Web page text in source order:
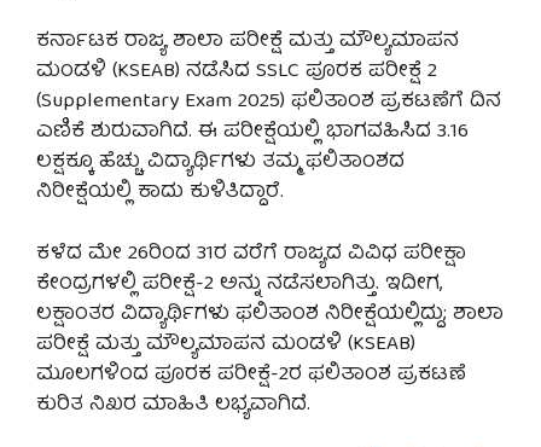
ಕರ್ನಾಟಕ ರಾಜ್ಯ ಶಾಲಾ ಪರೀಕ್ಷೆ ಮತ್ತು ಮೌಲ್ಯಮಾಪನ
ಮಂಡಳಿ (KSEAB) ನಡೆಸಿದ SSLC ಪೂರಕ ಪರೀಕ್ಷೆ 2
(Supplementary Exam 2025) ಫಲಿತಾಂಶ ಪ್ರಕಟಣೆಗೆ ದಿನ
ಎಣಿಕೆ ಶುರುವಾಗಿದೆ. ಈ ಪರೀಕ್ಷೆಯಲ್ಲಿ ಭಾಗವಹಿಸಿದ 3.16
ಲಕ್ಷಕ್ಕೂ ಹೆಚ್ಚು ವಿದ್ಯಾರ್ಥಿಗಳು ತಮ್ಮ ಫಲಿತಾಂಶದ
ನಿರೀಕ್ಷೆಯಲ್ಲಿ ಕಾದು ಕುಳಿತಿದ್ದಾರೆ.
ಕಳೆದ ಮೇ 26ರಿಂದ 31ರ ವರೆಗೆ ರಾಜ್ಯದ ವಿವಿಧ ಪರೀಕ್ಷಾ
ಕೇಂದ್ರಗಳಲ್ಲಿ ಪರೀಕ್ಷೆ-2 ಅನ್ನು ನಡೆಸಲಾಗಿತ್ತು. ಇದೀಗ,
ಲಕ್ಷಾಂತರ ವಿದ್ಯಾರ್ಥಿಗಳು ಫಲಿತಾಂಶ ನಿರೀಕ್ಷೆಯಲ್ಲಿದ್ದು; ಶಾಲಾ
ಪರೀಕ್ಷೆ ಮತ್ತು ಮೌಲ್ಯಮಾಪನ ಮಂಡಳಿ (KSEAB)
ಮೂಲಗಳಿಂದ ಪೂರಕ ಪರೀಕ್ಷೆ-2ರ ಫಲಿತಾಂಶ ಪ್ರಕಟಣೆ
ಕುರಿತ ನಿಖರ ಮಾಹಿತಿ ಲಭ್ಯವಾಗಿದೆ.